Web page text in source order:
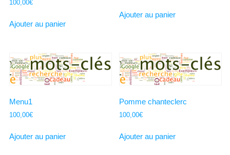
100,00€
Ajouter au panier
Ajouter au panier
Menu1
100,00€
Ajouter au panier
Pomme chanteclerc
100,00€
Ajouter au panier